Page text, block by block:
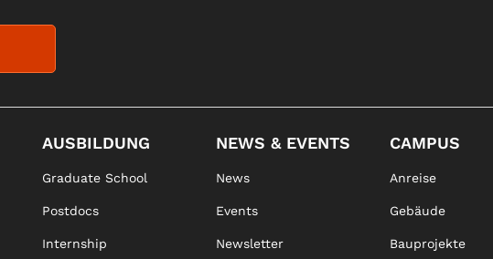
AUSBILDUNG
Graduate School
Postdocs
Internship
NEWS & EVENTS
News
Events
Newsletter
CAMPUS
Anreise
Gebäude
Bauprojekte